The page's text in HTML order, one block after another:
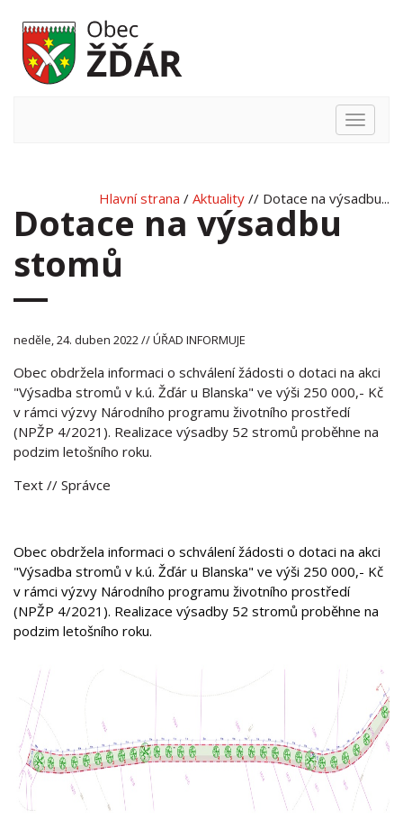
Hlavní
Hlavní strana / Aktuality // Dotace na výsadbu...
Dotace na výsadbu
stomů
neděle, 24. duben 2022 // ÚŘAD INFORMUJE
Obec obdržela informaci o schválení žádosti o dotaci na akci
"Výsadba stromů v k.ú. Žďár u Blanska" ve výši 250 000,- Kč
v rámci výzvy Národního programu životního prostředí
(NPŽP 4/2021). Realizace výsadby 52 stromů proběhne na
podzim letošního roku.
Text // Správce
Obec obdržela informaci o schválení žádosti o dotaci na akci
"Výsadba stromů v k.ú. Žďár u Blanska" ve výši 250 000,- Kč
v rámci výzvy Národního programu životního prostředí
(NPŽP 4/2021). Realizace výsadby 52 stromů proběhne na
podzim letošního roku.